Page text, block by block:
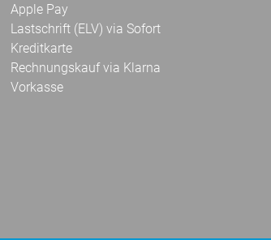
Apple Pay
Lastschrift (ELV) via Sofort
Kreditkarte
Rechnungskauf via Klarna
Vorkasse